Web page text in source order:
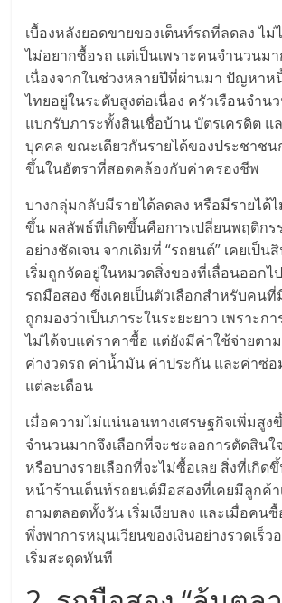
ขา
แฟ
รน
ไชส์,
ศูนย์
รวม
แฟ
รน
ไชส์
พร้อม
ทำเล
สำหรับ
เบื้องหลังยอดขายของเต็นท์รถที่ลดลง ไ
ไม่อยากซื้อรถ แต่เป็นเพราะคนจำนวนม
เนื่องจากในช่วงหลายปีที่ผ่านมา ปัญหาห
ไทยอยู่ในระดับสูงต่อเนื่อง ครัวเรือนจำน
แบกรับภาระทั้งสินเชื่อบ้าน บัตรเครดิต แ
บุคคล ขณะเดียวกันรายได้ของประชาชน
ขึ้นในอัตราที่สอดคล้องกับค่าครองชีพ
บางกลุ่มกลับมีรายได้ลดลง หรือมีรายได้
ขึ้น ผลลัพธ์ที่เกิดขึ้นคือการเปลี่ยนพฤติกร
อย่างชัดเจน จากเดิมที่ “รถยนต์” เคยเป็น
เริ่มถูกจัดอยู่ในหมวดสิ่งของที่เลื่อนออก
รถมือสอง ซึ่งเคยเป็นตัวเลือกสำหรับคนที่
ถูกมองว่าเป็นภาระในระยะยาว เพราะก
ไม่ได้จบแค่ราคาซื้อ แต่ยังมีค่าใช้จ่ายตา
ค่างวดรถ ค่าน้ำมัน ค่าประกัน และค่าซ่อ
แต่ละเดือน
เมื่อความไม่แน่นอนทางเศรษฐกิจเพิ่มสูง
จำนวนมากจึงเลือกที่จะชะลอการตัดสิน
หรือบางรายเลือกที่จะไม่ซื้อเลย สิ่งที่เกิด
หน้าร้านเต็นท์รถยนต์มือสองที่เคยมีลูกค้า
ถามตลอดทั้งวัน เริ่มเงียบลง และเมื่อคน
พึ่งพาการหมุนเวียนของเงินอย่างรวดเร็ว
เริ่มสะดุดทันที